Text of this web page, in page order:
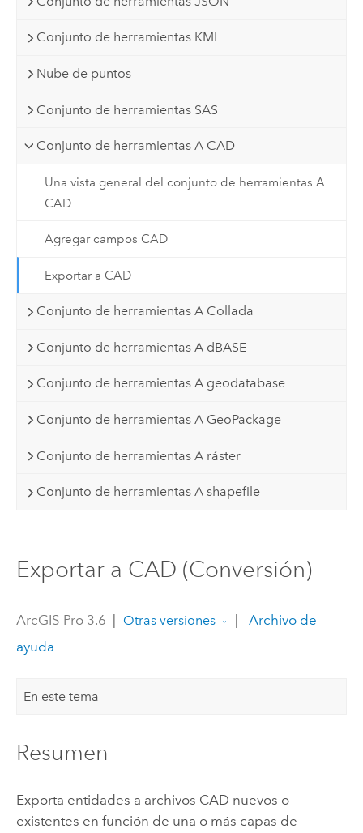
Conjunto de herramientas KML
Nube de puntos
Conjunto de herramientas SAS
Conjunto de herramientas A CAD
Una vista general del conjunto de herramientas A
CAD
Agregar campos CAD
Exportar a CAD
Conjunto de herramientas A Collada
Conjunto de herramientas A dBASE
Conjunto de herramientas A geodatabase
Conjunto de herramientas A GeoPackage
Conjunto de herramientas A ráster
Conjunto de herramientas A shapefile
Exportar a CAD (Conversión)
ArcGIS Pro 3.6 Otras versiones
Archivo de
ayuda
En este tema
Resumen
Exporta entidades a archivos CAD nuevos o
existentes en función de una o más capas de